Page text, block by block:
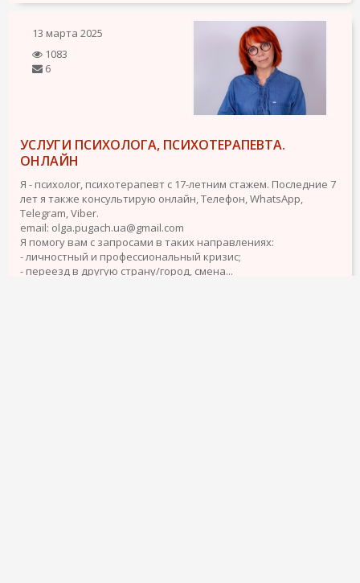
13 марта 2025
1083
6
УСЛУГИ ПСИХОЛОГА, ПСИХОТЕРАПЕВТА.
ОНЛАЙН
Я - психолог, психотерапевт с 17-летним стажем. Последние 7
лет я также консультирую онлайн, Телефон, WhatsApp,
Telegram, Viber.
email: olga.pugach.ua@gmail.com
Я помогу вам с запросами в таких направлениях:
- личностный и профессиональный кризис;
- переезд в другую страну/город, смена...